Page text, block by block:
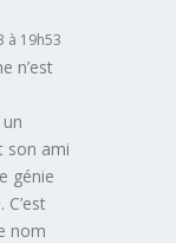
à 19h53
n’est
son ami
génie
nom